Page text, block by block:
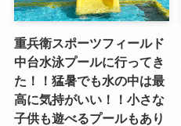
重兵衛スポーツフィールド
中台水泳プールに行ってき
た！！猛暑でも水の中は最
高に気持がいい！！小さな
子供も遊べるプールもあり